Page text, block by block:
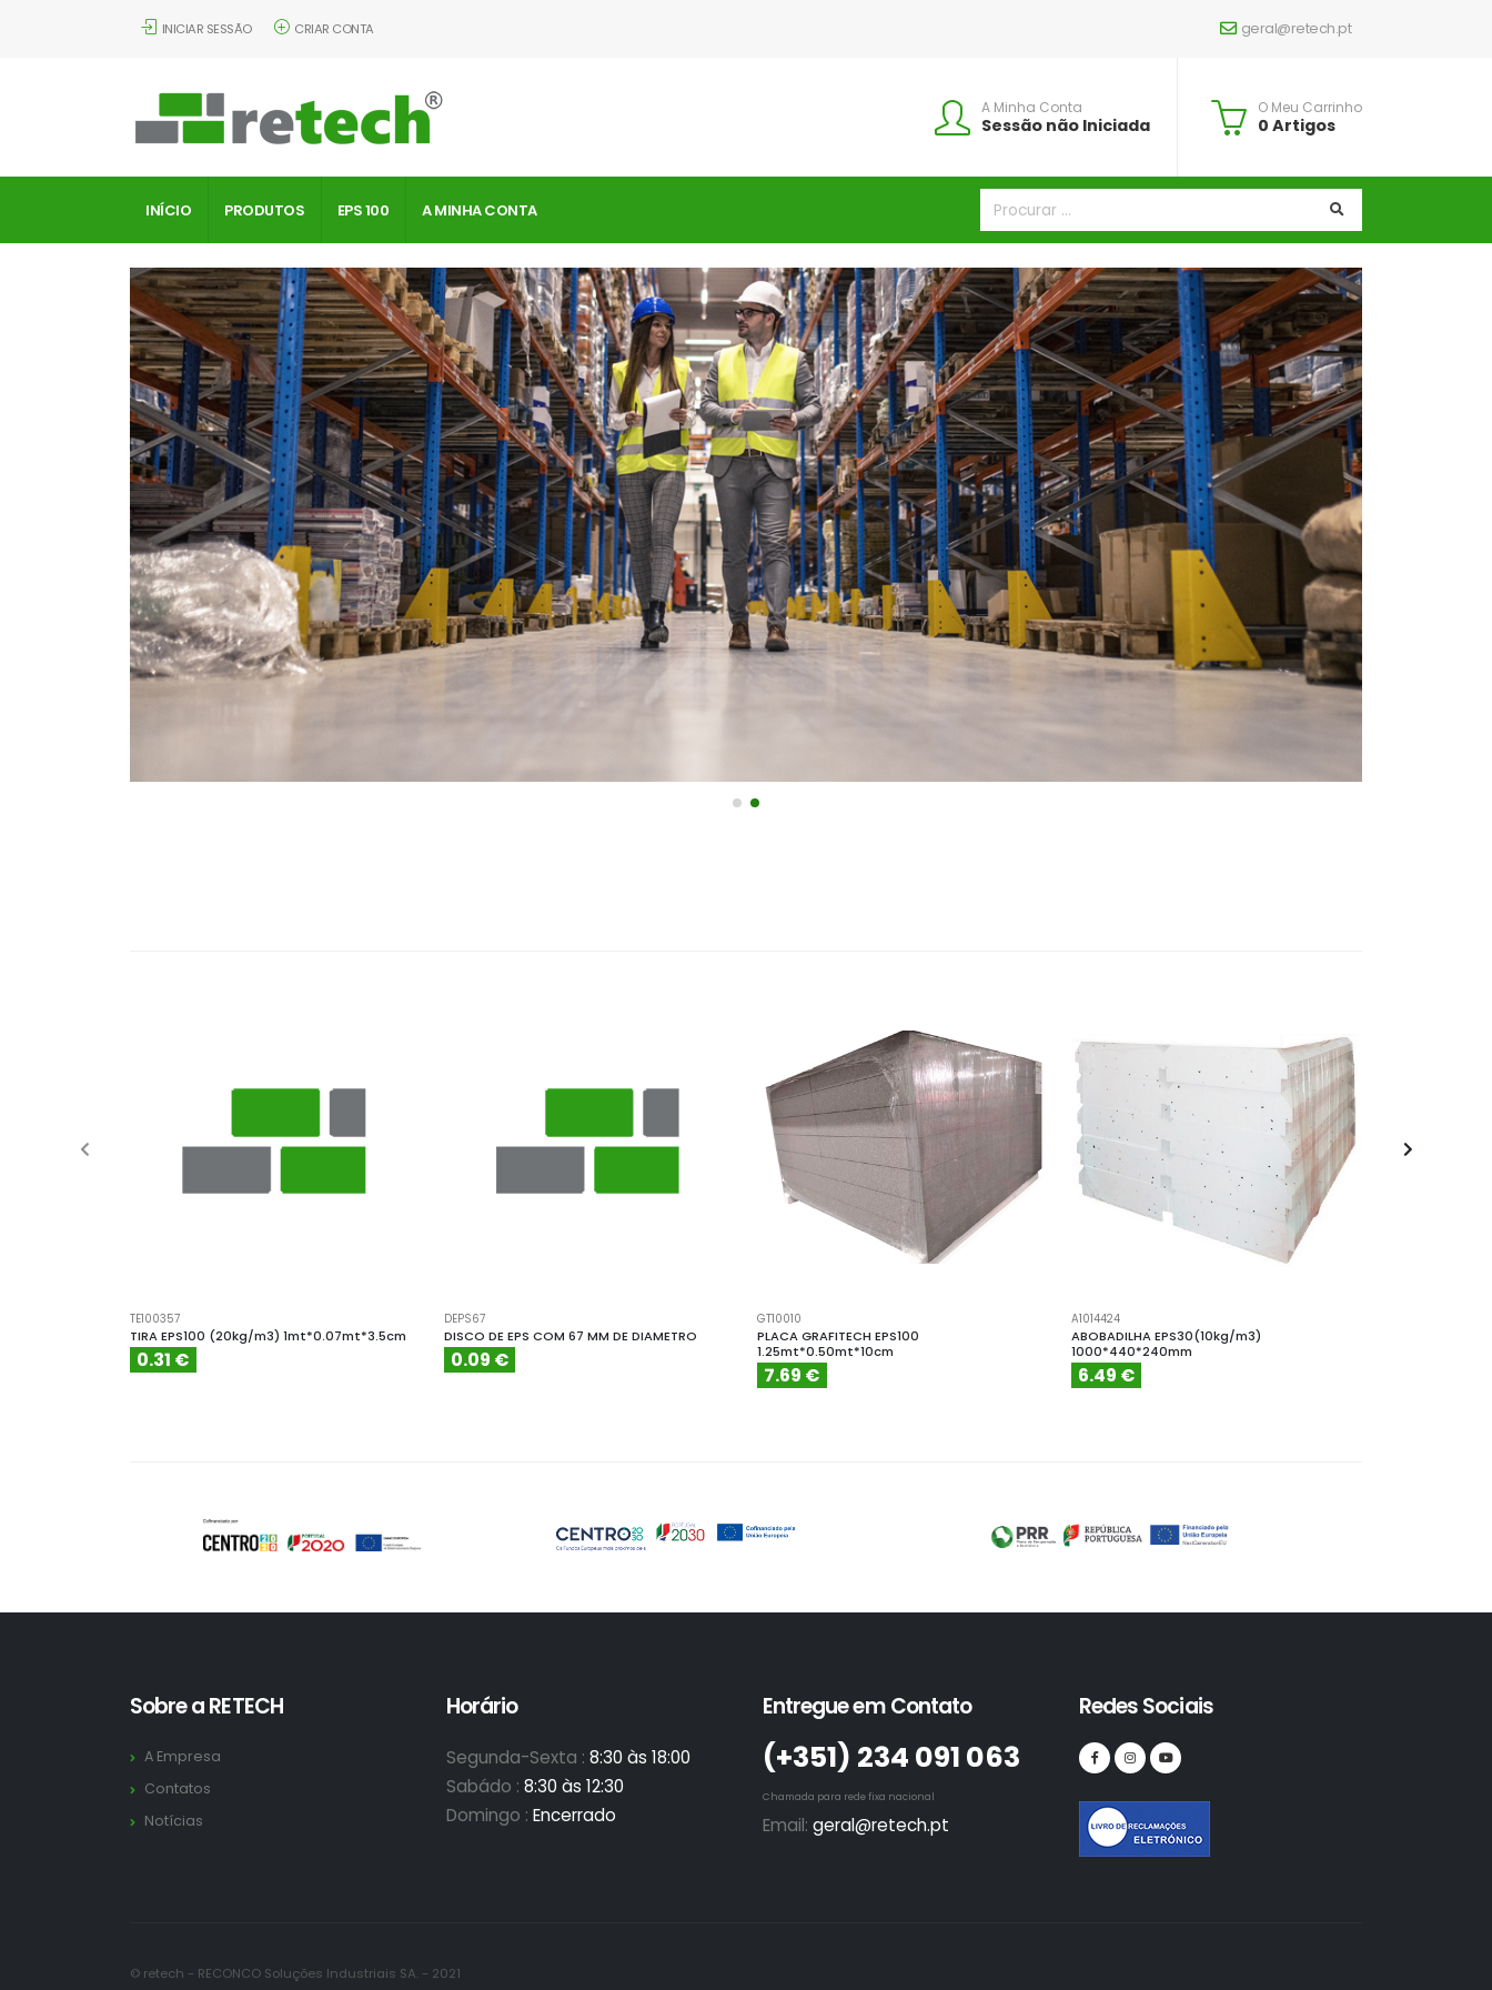
INICIAR SESSÃO CRIAR CONTA geral@retech.pt
A Minha Conta
Sessão não Iniciada
O Meu Carrinho
0 Artigos
INÍCIO PRODUTOS EPS 100 A MINHA CONTA
TE100357
TIRA EPS100 (20kg/m3) 1mt*0.07mt*3.5cm
0.31 €
DEPS67
DISCO DE EPS COM 67 MM DE DIAMETRO
0.09 €
GT10010
PLACA GRAFITECH EPS100
1.25mt*0.50mt*10cm
7.69 €
A1014424
ABOBADILHA EPS30(10kg/m3)
1000*440*240mm
6.49 €
Sobre a RETECH
A Empresa
Contatos
Notícias
Horário
Segunda-Sexta : 8:30 às 18:00
Sabádo : 8:30 às 12:30
Domingo : Encerrado
Entregue em Contato
(+351)­ 234 091 063
Chamada para rede fixa nacional
Email: geral@retech.pt
Redes Sociais
© retech - RECONCO Soluções Industriais SA. - 2021